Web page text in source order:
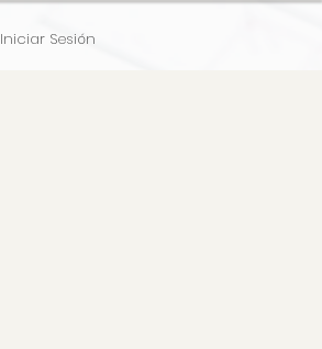
Iniciar Sesión